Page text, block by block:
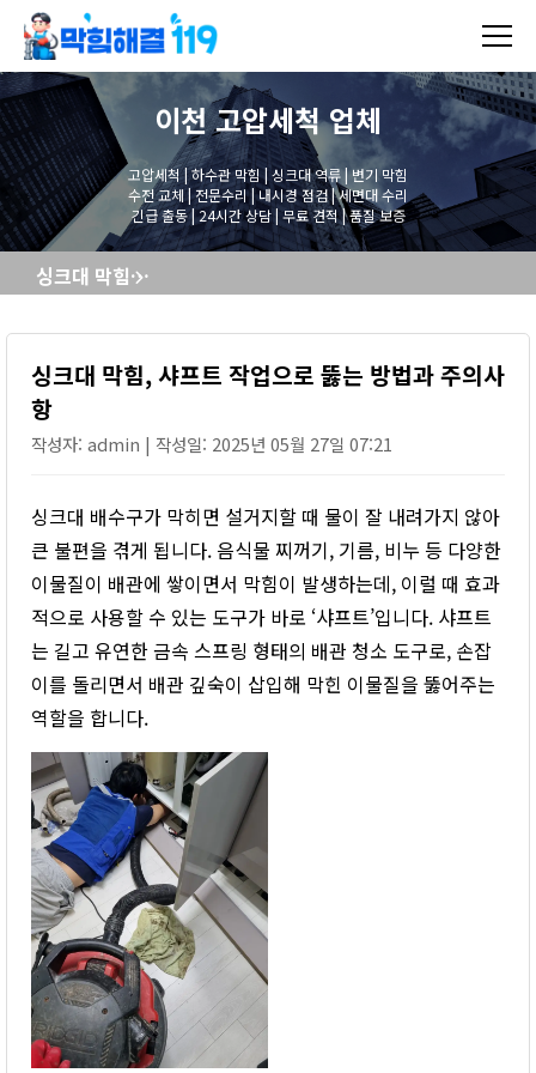
이천 고압세척업체
고압세척 | 하수관 막힘 | 싱크대 역류 | 변기 막힘
수전 교체 | 전문수리 | 내시경 점검 | 세면대 수리
긴급 출동 | 24시간 상담 | 무료 견적 | 품질 보증
싱크대 막힘, 샤프트 작업으로 뚫는 방법과 주의사항
싱크대 막힘, 샤프트 작업으로 뚫는 방법과 주의사
항
작성자: admin | 작성일: 2025년 05월 27일 07:21
싱크대 배수구가 막히면 설거지할 때 물이 잘 내려가지 않아
큰 불편을 겪게 됩니다. 음식물 찌꺼기, 기름, 비누 등 다양한
이물질이 배관에 쌓이면서 막힘이 발생하는데, 이럴 때 효과
적으로 사용할 수 있는 도구가 바로 ‘샤프트’입니다. 샤프트
는 길고 유연한 금속 스프링 형태의 배관 청소 도구로, 손잡
이를 돌리면서 배관 깊숙이 삽입해 막힌 이물질을 뚫어주는
역할을 합니다.